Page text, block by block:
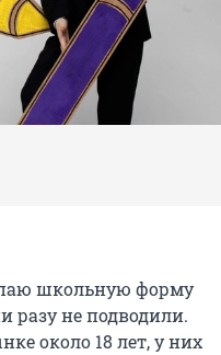
школьную форму
разу не подводили.
около 18 лет, у них